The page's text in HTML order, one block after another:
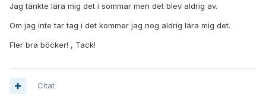
Jag tänkte lära mig det i sommar men det blev aldrig av.
Om jag inte tar tag i det kommer jag nog aldrig lära mig det.
Fler bra böcker! , Tack!
Citat